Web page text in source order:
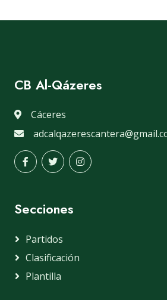
CB Al-Qázeres
Cáceres
Secciones
Partidos
Clasificación
Plantilla